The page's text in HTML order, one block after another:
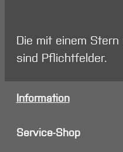
Die mit einem
sind Pflichtfelder.
Information
Service-Shop